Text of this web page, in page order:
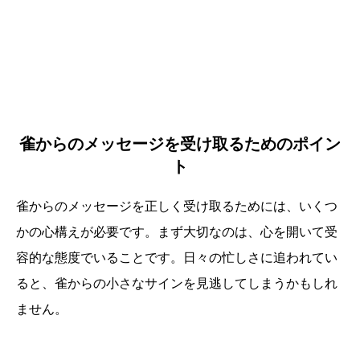
雀からのメッセージを受け取るためのポイン
ト
雀からのメッセージを正しく受け取るためには、いくつ
かの心構えが必要です。まず大切なのは、心を開いて受
容的な態度でいることです。日々の忙しさに追われてい
ると、雀からの小さなサインを見逃してしまうかもしれ
ません。